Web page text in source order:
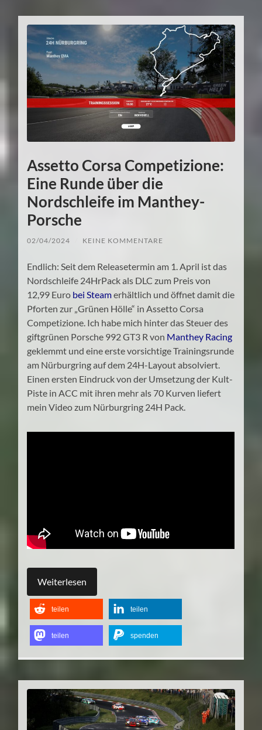
Assetto Corsa Competizione:
Eine Runde über die
Nordschleife im Manthey-
Porsche
02/04/2024 KEINE KOMMENTARE
Endlich: Seit dem Releasetermin am 1. April ist das
Nordschleife 24HrPack als DLC zum Preis von
12,99 Euro bei Steamerhältlich und öffnet damit die
Pforten zur „Grünen Hölle“ in Assetto Corsa
Competizione. Ich habe mich hinter das Steuer des
giftgrünen Porsche 992 GT3 R von Manthey Racing
geklemmt und eine erste vorsichtige Trainingsrunde
am Nürburgring auf dem 24H-Layout absolviert.
Einen ersten Eindruck von der Umsetzung der Kult-
Piste in ACC mit ihren mehr als 70 Kurven liefert
mein Video zum Nürburgring 24H Pack.
Weiterlesen
teilen teilen
teilen spenden